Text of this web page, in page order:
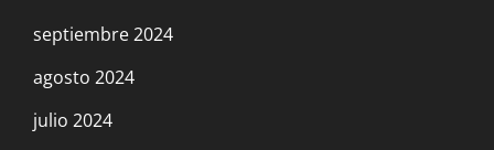
septiembre 2024
agosto 2024
julio 2024